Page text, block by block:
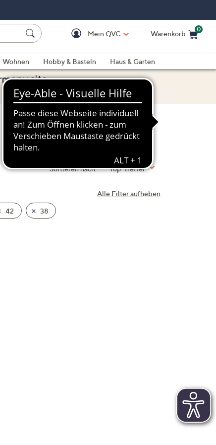
Mein QVC Warenkorb
0
Wohnen Hobby & Basteln
Haus & Garten
Sortieren nach: Top-Treffer
Alle Filter aufheben
42 38